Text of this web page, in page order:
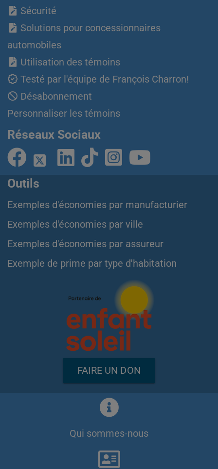
Sécurité
Solutions pour concessionnaires
automobiles
Utilisation des témoins
Testé par l'équipe de François Charron!
Désabonnement
Personnaliser les témoins
Réseaux Sociaux
Outils
Exemples d'économies par manufacturier
Exemples d'économies par ville
Exemples d'économies par assureur
Exemple de prime par type d'habitation
FAIRE UN DON
Qui sommes-nous